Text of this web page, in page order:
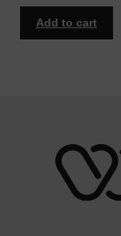
Add to cart